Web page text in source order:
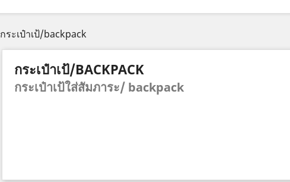
กระเป๋าเป้/backpack
กระเป๋าเป้/BACKPACK
กระเป๋าเป้ใส่สัมภาระ/ backpack